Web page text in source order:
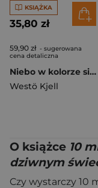
KSIĄŻKA
35,80 zł
59,90 zł - sugerowana
cena detaliczna
Niebo w kolorze siarki
Westö Kjell
O książce 10
dziwnym
Czy wystarczy 10